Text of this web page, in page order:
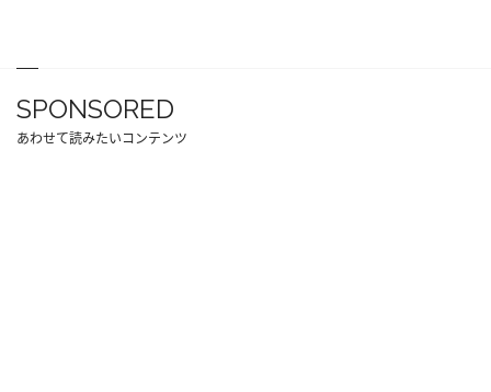
SPONSORED
あわせて読みたいコンテンツ